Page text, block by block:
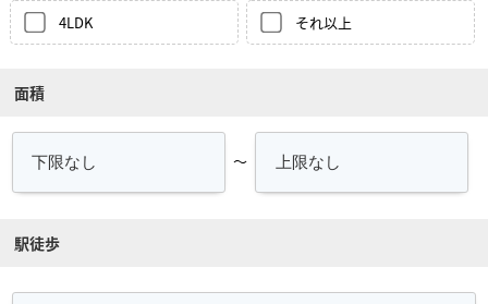
4LDK それ以上
面積
～
駅徒歩